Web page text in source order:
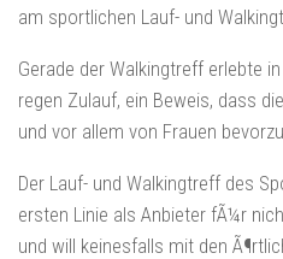
am sportlichen Lauf- und
Gerade der Walkingtreff erlebte
regen Zulauf, ein Beweis, dass
und vor allem von Frauen
Der Lauf- und Walkingtreff des
ersten Linie als Anbieter fÃ¼r
und will keinesfalls mit den